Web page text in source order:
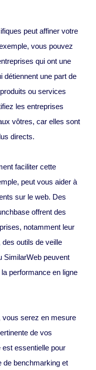
peut affiner votre
vous pouvez
qui ont une
détiennent une part de
ou services
les entreprises
vôtres, car elles sont
directs.
faciliter cette
peut vous aider à
sur le web. Des
offrent des
notamment leur
des outils de veille
SimilarWeb peuvent
performance en ligne
vous serez en mesure
de vos
essentielle pour
de benchmarking et